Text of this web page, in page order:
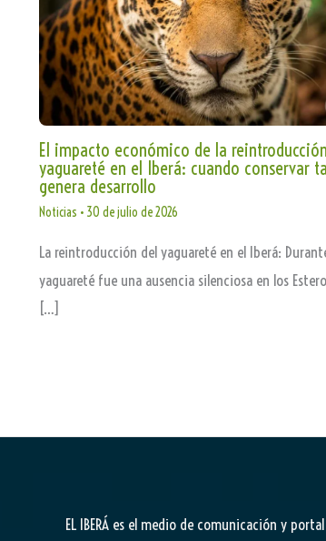
El impacto económico de la
yaguareté en el Iberá: cuando conservar
genera desarrollo
Noticias • 30 de julio de 2026
La reintroducción del yaguareté en el Iberá:
yaguareté fue una ausencia silenciosa en los
[…]
EL IBERÁ es el medio de comunicación y